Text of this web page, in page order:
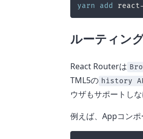
yarn add
ルーティン
React Routerは
TML5の history
ウザもサポートし
例えば、Appコンポ